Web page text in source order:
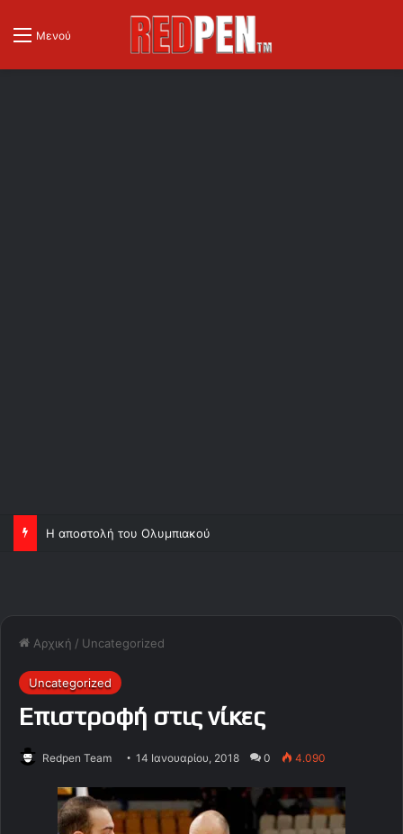
Μενού
Η αποστολή του Ολυμπιακού
Αρχική / Uncategorized
Uncategorized
Επιστροφή στις νίκες
Redpen Team 14 Ιανουαρίου, 2018 0 4.090